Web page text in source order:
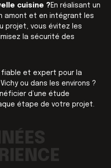
cuisine ? En réalisant un
amont et en intégrant les
projet, vous évitez les
la sécurité des
fiable et expert pour la
ou dans les environs ?
d’une étude
étape de votre projet.